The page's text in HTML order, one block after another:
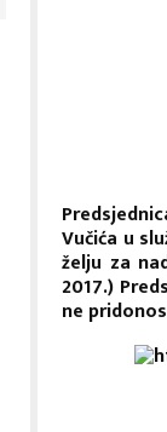
Vučića u
želju za
2017.)
ne